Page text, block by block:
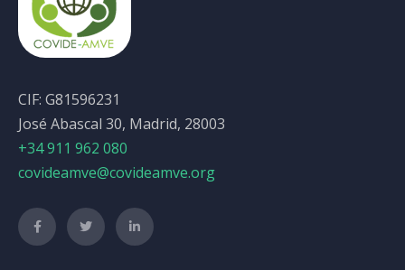
CIF: G81596231
José Abascal 30, Madrid, 28003
+34 911 962 080
covideamve@covideamve.org